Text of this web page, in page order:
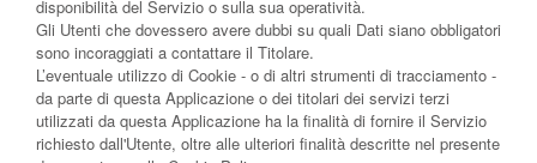
disponibilità del Servizio o sulla sua operatività.
Gli Utenti che dovessero avere dubbi su quali Dati siano obbligatori
sono incoraggiati a contattare il Titolare.
L’eventuale utilizzo di Cookie - o di altri strumenti di tracciamento -
da parte di questa Applicazione o dei titolari dei servizi terzi
utilizzati da questa Applicazione ha la finalità di fornire il Servizio
richiesto dall'Utente, oltre alle ulteriori finalità descritte nel presente